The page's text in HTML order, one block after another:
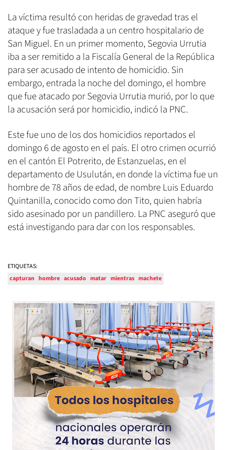
La víctima resultó con heridas de gravedad tras el
ataque y fue trasladada a un centro hospitalario de
San Miguel. En un primer momento, Segovia Urrutia
iba a ser remitido a la Fiscalía General de la República
para ser acusado de intento de homicidio. Sin
embargo, entrada la noche del domingo, el hombre
que fue atacado por Segovia Urrutia murió, por lo que
la acusación será por homicidio, indicó la PNC.
Este fue uno de los dos homicidios reportados el
domingo 6 de agosto en el país. El otro crimen ocurrió
en el cantón El Potrerito, de Estanzuelas, en el
departamento de Usulután, en donde la víctima fue un
hombre de 78 años de edad, de nombre Luis Eduardo
Quintanilla, conocido como don Tito, quien habría
sido asesinado por un pandillero. La PNC aseguró que
está investigando para dar con los responsables.
ETIQUETAS:
capturan hombre acusado matar mientras machete